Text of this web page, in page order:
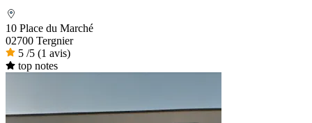
10 Place du Marché
02700 Tergnier
5 /5 (1 avis)
top notes